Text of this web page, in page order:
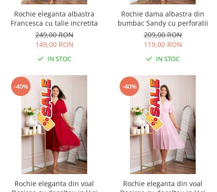
Rochie eleganta albastra
Francesca cu talie incretita
249,00 RON
149,00 RON
IN STOC
Rochie dama albastra din
bumbac Sandy cu perforatii
209,00 RON
119,00 RON
IN STOC
-40%
Rochie eleganta din voal
-40%
Rochie eleganta din voal